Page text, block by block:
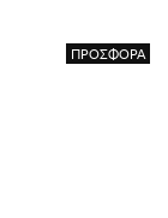
ΠΡΟΣΦΟΡΑ